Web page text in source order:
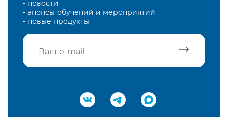
- новости
- анонсы обучений и мероприятий
- новые продукты